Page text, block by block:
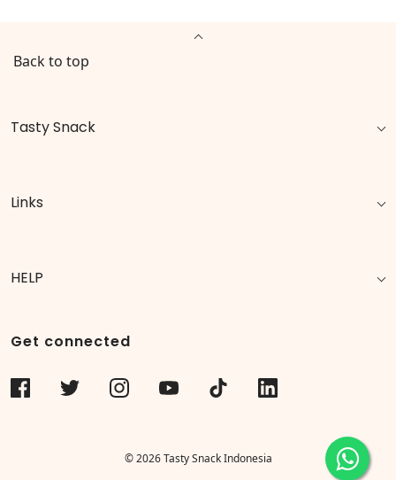
Back to top
Tasty Snack
Links
HELP
Get connected
© 2026 Tasty Snack Indonesia